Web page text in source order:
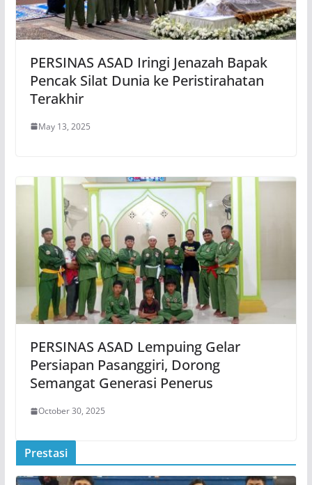
PERSINAS ASAD Iringi Jenazah Bapak
Pencak Silat Dunia ke Peristirahatan
Terakhir
May 13, 2025
PERSINAS ASAD Lempuing Gelar
Persiapan Pasanggiri, Dorong
Semangat Generasi Penerus
October 30, 2025
Prestasi